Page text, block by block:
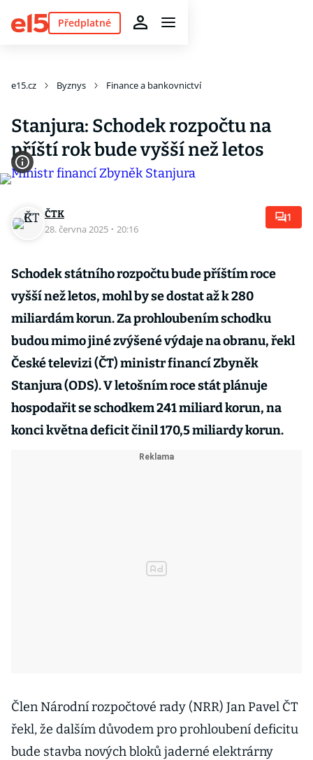
Předplatné
e15.cz Byznys Finance a bankovnictví
Stanjura: Schodek rozpočtu na
příští rok bude vyšší než letos
ČTK
28. června 2025 · 20:16
1
Schodek státního rozpočtu bude příštím roce
vyšší než letos, mohl by se dostat až k 280
miliardám korun. Za prohloubením schodku
budou mimo jiné zvýšené výdaje na obranu, řekl
České televizi (ČT) ministr financí Zbyněk
Stanjura (ODS). V letošním roce stát plánuje
hospodařit se schodkem 241 miliard korun, na
konci května deficit činil 170,5 miliardy korun.
Člen Národní rozpočtové rady (NRR) Jan Pavel ČT
řekl, že dalším důvodem pro prohloubení deficitu
bude stavba nových bloků jaderné elektrárny